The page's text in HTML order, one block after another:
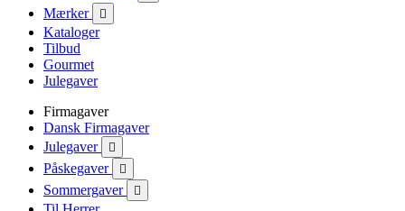
Mærker 
Kataloger
Tilbud
Gourmet
Julegaver
Firmagaver
Dansk Firmagaver
Julegaver

Påskegaver 
Sommergaver 